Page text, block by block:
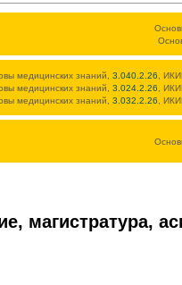
медицинских знаний,3.040.2.26
,
медицинских знаний,3.024.2.26
,
медицинских знаний,3.032.2.26 ,
магистратура,